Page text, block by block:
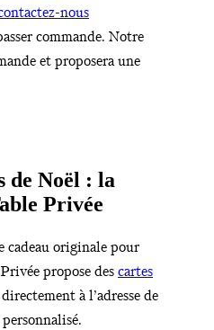
nous
commande. Notre
et proposera une
Noël : la
Privée
cadeau originale pour
propose descartes
à l’adresse de